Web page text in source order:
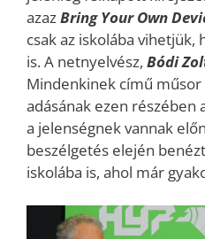
azazBring Your Own
csak az iskolába
is. A netnyelvész, Bódi
Mindenkinek című
adásának ezen részében
a jelenségnek vannak
beszélgetés elején
iskolába is, ahol már